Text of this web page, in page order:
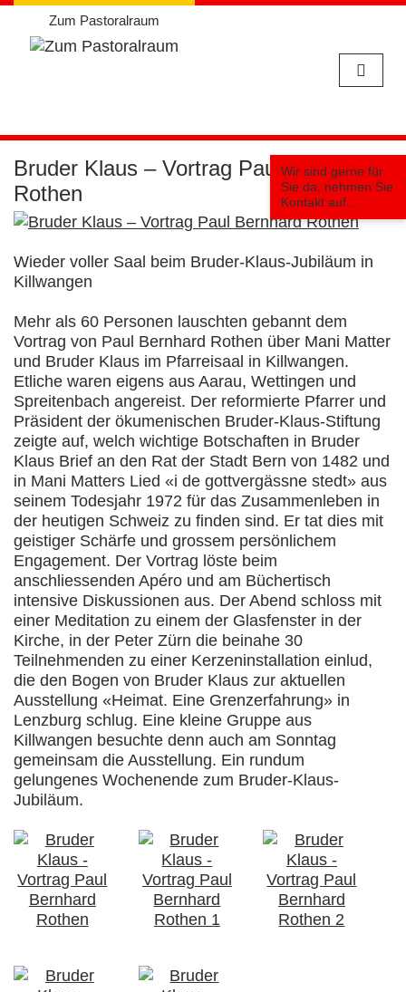
Weiter
zum
Inhalt
Zum Pastoralraum
Wir sind gerne für
Sie da, nehmen Sie
Kontakt auf...
Bruder Klaus – Vortrag Paul Bernhard
Rothen
Wieder voller Saal beim Bruder-Klaus-Jubiläum in
Killwangen
Mehr als 60 Personen lauschten gebannt dem
Vortrag von Paul Bernhard Rothen über Mani Matter
und Bruder Klaus im Pfarreisaal in Killwangen.
Etliche waren eigens aus Aarau, Wettingen und
Spreitenbach angereist. Der reformierte Pfarrer und
Präsident der ökumenischen Bruder-Klaus-Stiftung
zeigte auf, welch wichtige Botschaften in Bruder
Klaus Brief an den Rat der Stadt Bern von 1482 und
in Mani Matters Lied «i de gottvergässne stedt» aus
seinem Todesjahr 1972 für das Zusammenleben in
der heutigen Schweiz zu finden sind. Er tat dies mit
geistiger Schärfe und grossem persönlichem
Engagement. Der Vortrag löste beim
anschliessenden Apéro und am Büchertisch
intensive Diskussionen aus. Der Abend schloss mit
einer Meditation zu einem der Glasfenster in der
Kirche, in der Peter Zürn die beinahe 30
Teilnehmenden zu einer Kerzeninstallation einlud,
die den Bogen von Bruder Klaus zur aktuellen
Ausstellung «Heimat. Eine Grenzerfahrung» in
Lenzburg schlug. Eine kleine Gruppe aus
Killwangen besuchte denn auch am Sonntag
gemeinsam die Ausstellung. Ein rundum
gelungenes Wochenende zum Bruder-Klaus-
Jubiläum.